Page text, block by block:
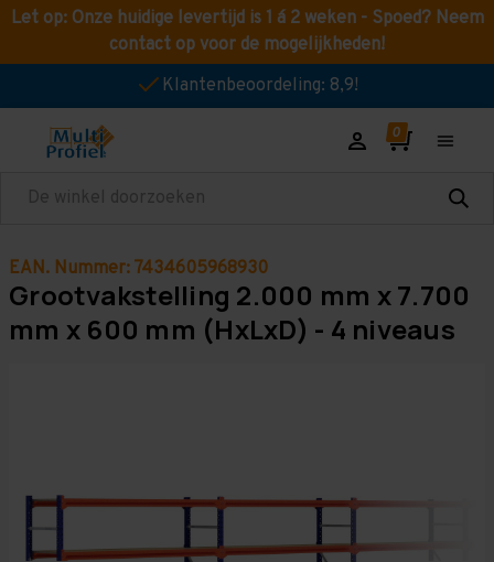
Let op: Onze huidige levertijd is 1 á 2 weken - Spoed? Neem
contact op voor de mogelijkheden!
Klantenbeoordeling: 8,9!
Zoeken
EAN. Nummer: 7434605968930
Grootvakstelling 2.000 mm x 7.700
mm x 600 mm (HxLxD) - 4 niveaus